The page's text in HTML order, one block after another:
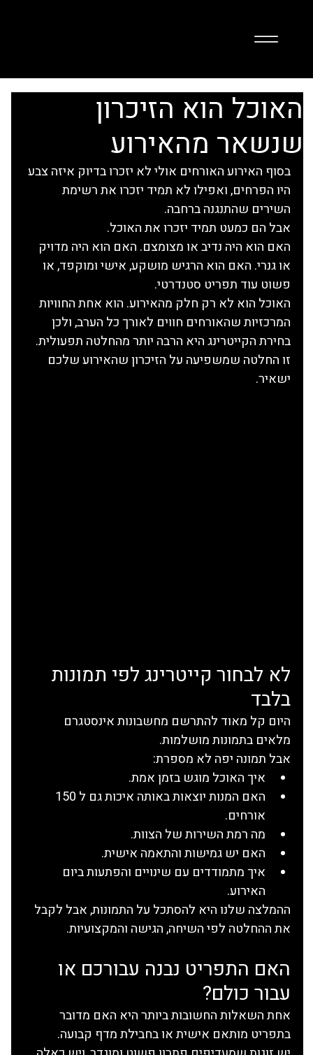
האוכל הוא הזיכרון
שנשאר מהאירוע
בסוף האירוע האורחים אולי לא יזכרו בדיוק איזה צבע
היו הפרחים, ואפילו לא תמיד יזכרו את רשימת
השירים שהתנגנה ברחבה.
אבל הם כמעט תמיד יזכרו את האוכל.
האם הוא היה נדיב או מצומצם. האם הוא היה מדויק
או גנרי. האם הוא הרגיש מושקע, אישי ומוקפד, או
פשוט עוד תפריט סטנדרטי.
האוכל הוא לא רק חלק מהאירוע. הוא אחת החוויות
המרכזיות שהאורחים חווים לאורך כל הערב, ולכן
בחירת הקייטרינג היא הרבה יותר מהחלטה תפעולית.
זו החלטה שמשפיעה על הזיכרון שהאירוע שלכם
ישאיר.
לא לבחור קייטרינג לפי תמונות
בלבד
היום קל מאוד להתרשם מחשבונות אינסטגרם
מלאים בתמונות מושלמות.
אבל תמונה יפה לא מספרת:
איך האוכל מוגש בזמן אמת.
אורחים.
מה רמת השירות של הצוות.
האם יש גמישות והתאמה אישית.
איך מתמודדים עם שינויים והפתעות ביום
האירוע.
ההמלצה שלנו היא להסתכל על התמונות, אבל לקבל
את ההחלטה לפי השיחה, הגישה והמקצועיות.
האם התפריט נבנה עבורכם או
עבור כולם?
אחת השאלות החשובות ביותר היא האם מדובר
בתפריט מותאם אישית או בחבילת מדף קבועה.